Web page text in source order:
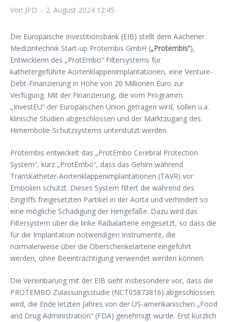
Von JPD 2. August 2024 12:45
Die Europäische Investitionsbank (EIB) stellt dem Aachener
Medizintechnik Start-up Protembis GmbH („Protembis“),
Entwicklerin des „ProtEmbo“ Filtersystems für
kathetergeführte Aortenklappenimplantationen, eine Venture-
Debt-Finanzierung in Höhe von 20 Millionen Euro zur
Verfügung. Mit der Finanzierung, die vom Programm
„InvestEU“ der Europäischen Union getragen wird, sollen u.a.
klinische Studien abgeschlossen und der Marktzugang des
Hirnembolie-Schutzsystems unterstützt werden.
Protembis entwickelt das „ProtEmbo Cerebral Protection
System“, kurz „ProtEmbo“, dass das Gehirn während
Transkatheter-Aortenklappenimplantationen (TAVR) vor
Embolien schützt. Dieses System filtert die während des
Eingriffs freigesetzten Partikel in der Aorta und verhindert so
eine mögliche Schädigung der Hirngefäße. Dazu wird das
Filtersystem über die linke Radialarterie eingesetzt, so dass die
für die Implantation notwendigen Instrumente, die
normalerweise über die Oberschenkelarterie eingeführt
werden, ohne Beeinträchtigung verwendet werden können.
Die Vereinbarung mit der EIB sieht insbesondere vor, dass die
PROTEMBO Zulassungsstudie (NCT05873816) abgeschlossen
wird, die Ende letzten Jahres von der US-amerikanischen „Food
and Drug Administration“ (FDA) genehmigt wurde. Erst kürzlich